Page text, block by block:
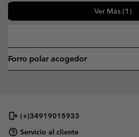
Ver Más (1)
Forro polar acogedor
(+)34919015933
Servicio al cliente